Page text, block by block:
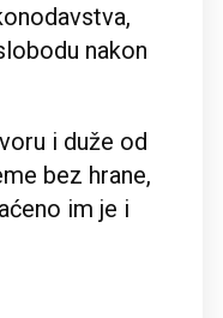
nakon
i duže od
bez hrane,
im je i